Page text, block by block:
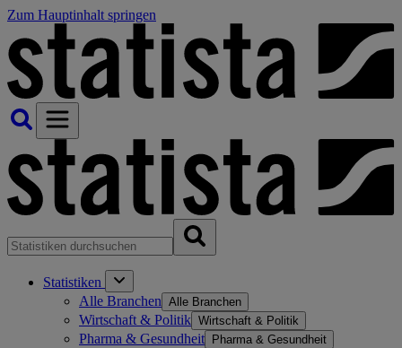
Zum Hauptinhalt springen
Statistiken
Alle Branchen Alle Branchen
Wirtschaft & Politik Wirtschaft & Politik
Pharma & Gesundheit Pharma & Gesundheit